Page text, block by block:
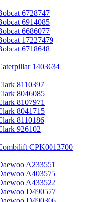
6728747
6914085
6686077
17227479
6718648
1403634
8110397
8046085
8107971
8041715
8110186
926102
CPK0013700
A233551
A403575
A433522
D490577
D490306